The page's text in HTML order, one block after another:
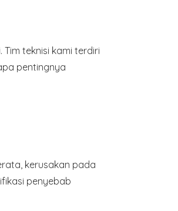
teknisi kami terdiri
pentingnya
kerusakan pada
penyebab